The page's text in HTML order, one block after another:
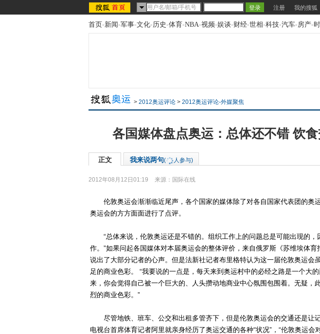
注册 我的搜狐
首页-新闻-军事-文化-历史-体育-NBA-视频-娱谈-财经-世相-科技-汽车-房产-
> 2012奥运评论 > 2012奥运评论-外媒聚焦
各国媒体盘点奥运：总体还不错 饮
正文 我来说两句( 人参与)
2012年08月12日01:19 来源： 国际在线
伦敦奥运会渐渐临近尾声，各个国家的媒体除了对各自国家代表团的奥
奥运会的方方面面进行了点评。
“总体来说，伦敦奥运还是不错的。组织工作上的问题总是可能出现的，
作。”如果问起各国媒体对本届奥运会的整体评价，来自俄罗斯《苏维埃体
说出了大部分记者的心声。但是法新社记者布里格特认为这一届伦敦奥运会
足的商业色彩。 “我要说的一点是，每天来到奥运村中的必经之路是一个大
来，你会觉得自己被一个巨大的、人头攒动地商业中心氛围包围着。无疑，
烈的商业色彩。”
尽管地铁、班车、公交和出租多管齐下，但是伦敦奥运会的交通还是让记
电视台首席体育记者阿里就亲身经历了奥运交通的各种“状况”，“伦敦奥运会